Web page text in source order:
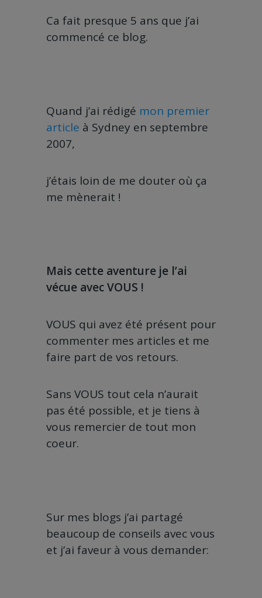
Ca fait presque 5 ans que j’ai
commencé ce blog.
Quand j’ai rédigé mon premier
article à Sydney en septembre
2007,
j’étais loin de me douter où ça
me mènerait !
Mais cette aventure je l’ai
vécue avec VOUS !
VOUS qui avez été présent pour
commenter mes articles et me
faire part de vos retours.
Sans VOUS tout cela n’aurait
pas été possible, et je tiens à
vous remercier de tout mon
coeur.
Sur mes blogs j’ai partagé
beaucoup de conseils avec vous
et j’ai faveur à vous demander: